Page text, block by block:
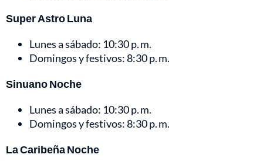
Super Astro Luna
Lunes a sábado: 10:30 p. m.
Domingos y festivos: 8:30 p. m.
Sinuano Noche
Lunes a sábado: 10:30 p. m.
Domingos y festivos: 8:30 p. m.
La Caribeña Noche